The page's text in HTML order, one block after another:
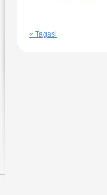
« Tagasi